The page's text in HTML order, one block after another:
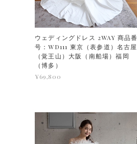
ウェディングドレス 2WAY 商品番
号：WD111 東京（表参道）名古屋
（覚王山）大阪（南船場）福岡
（博多）
¥69,800